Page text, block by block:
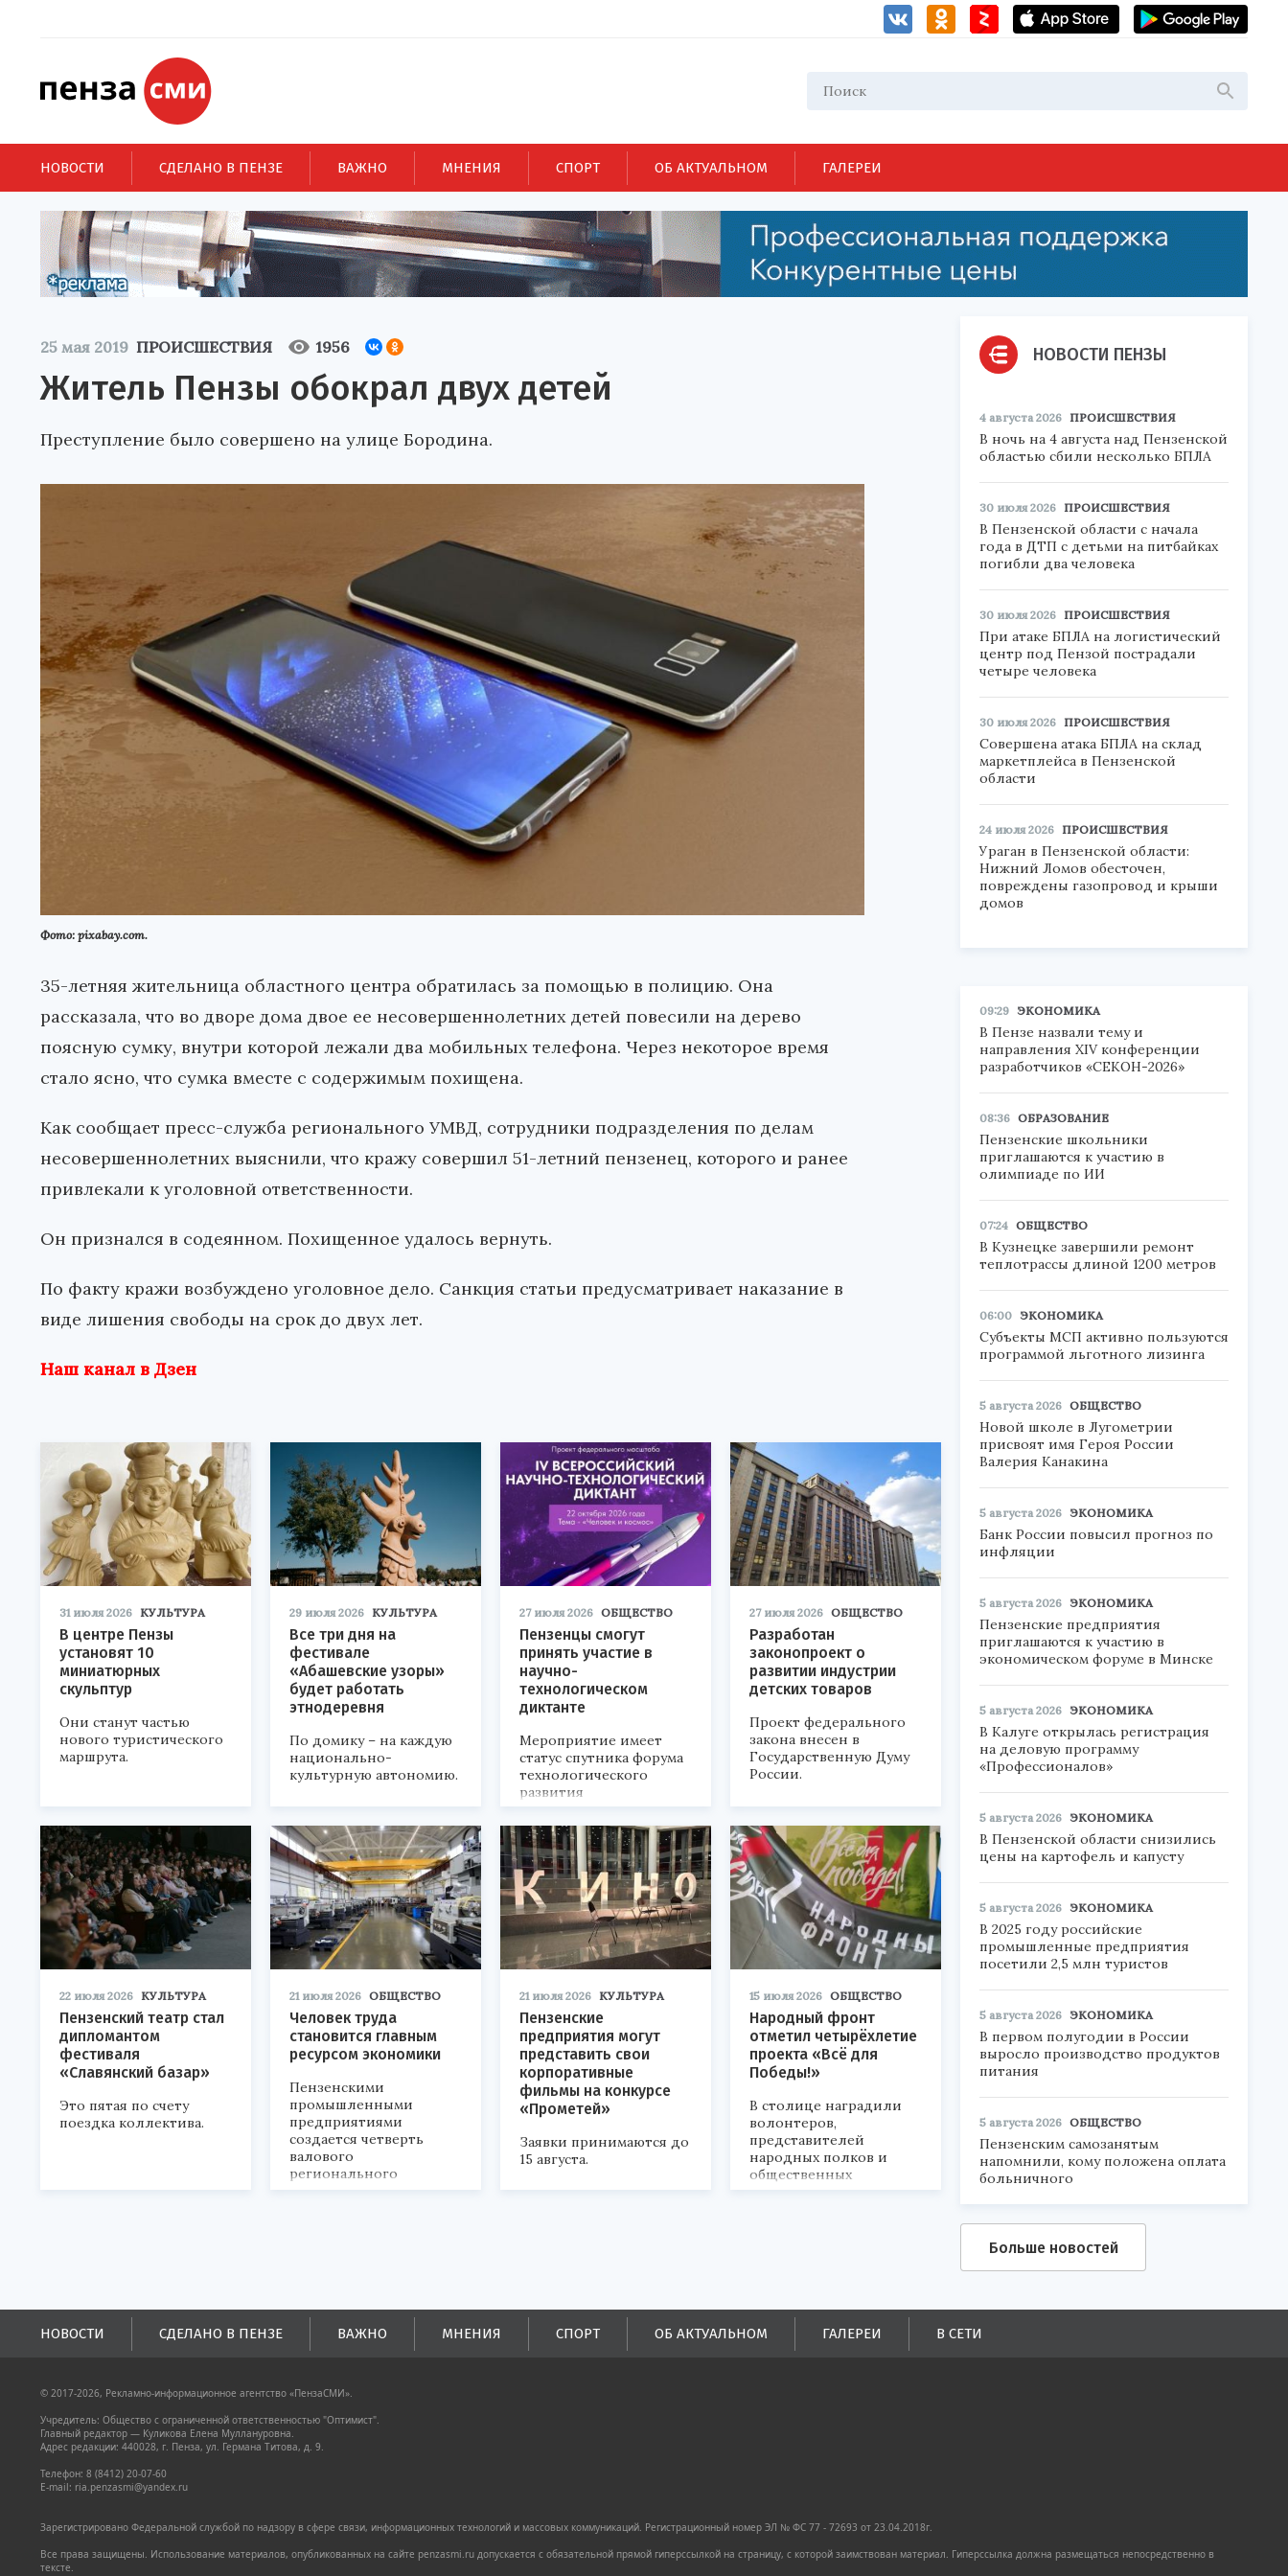
НОВОСТИ СДЕЛАНО В ПЕНЗЕ ВАЖНО МНЕНИЯ СПОРТ ОБ АКТУАЛЬНОМ ГАЛЕРЕИ
25 мая 2019 ПРОИСШЕСТВИЯ 1956
Житель Пензы обокрал двух детей
Преступление было совершено на улице Бородина.
Фото: pixabay.com.
35-летняя жительница областного центра обратилась за помощью в полицию. Она
рассказала, что во дворе дома двое ее несовершеннолетних детей повесили на дерево
поясную сумку, внутри которой лежали два мобильных телефона. Через некоторое время
стало ясно, что сумка вместе с содержимым похищена.
Как сообщает пресс-служба регионального УМВД, сотрудники подразделения по делам
несовершеннолетних выяснили, что кражу совершил 51-летний пензенец, которого и ранее
привлекали к уголовной ответственности.
Он признался в содеянном. Похищенное удалось вернуть.
По факту кражи возбуждено уголовное дело. Санкция статьи предусматривает наказание в
виде лишения свободы на срок до двух лет.
Наш канал в Дзен
31 июля 2026 КУЛЬТУРА
В центре Пензы
установят 10
миниатюрных
скульптур
Они станут частью
нового туристического
маршрута.
29 июля 2026 КУЛЬТУРА
Все три дня на
фестивале
«Абашевские узоры»
будет работать
этнодеревня
По домику – на каждую
национально-
культурную автономию.
27 июля 2026 ОБЩЕСТВО
Пензенцы смогут
принять участие в
научно-
технологическом
диктанте
Мероприятие имеет
статус спутника форума
технологического
развития
«Технопром-2026».
27 июля 2026 ОБЩЕСТВО
Разработан
законопроект о
развитии индустрии
детских товаров
Проект федерального
закона внесен в
Государственную Думу
России.
22 июля 2026 КУЛЬТУРА
Пензенский театр стал
дипломантом
фестиваля
«Славянский базар»
Это пятая по счету
поездка коллектива.
21 июля 2026 ОБЩЕСТВО
Человек труда
становится главным
ресурсом экономики
Пензенскими
промышленными
предприятиями
создается четверть
валового
регионального
продукта и
21 июля 2026 КУЛЬТУРА
Пензенские
предприятия могут
представить свои
корпоративные
фильмы на конкурсе
«Прометей»
Заявки принимаются до
15 августа.
15 июля 2026 ОБЩЕСТВО
Народный фронт
отметил четырёхлетие
проекта «Всё для
Победы!»
В столице наградили
волонтеров,
представителей
народных полков и
общественных
объединений.
НОВОСТИ ПЕНЗЫ
4 августа 2026 ПРОИСШЕСТВИЯ
В ночь на 4 августа над Пензенской
областью сбили несколько БПЛА
30 июля 2026 ПРОИСШЕСТВИЯ
В Пензенской области с начала
года в ДТП с детьми на питбайках
погибли два человека
30 июля 2026 ПРОИСШЕСТВИЯ
При атаке БПЛА на логистический
центр под Пензой пострадали
четыре человека
30 июля 2026 ПРОИСШЕСТВИЯ
Совершена атака БПЛА на склад
маркетплейса в Пензенской
области
24 июля 2026 ПРОИСШЕСТВИЯ
Ураган в Пензенской области:
Нижний Ломов обесточен,
повреждены газопровод и крыши
домов
09:29 ЭКОНОМИКА
В Пензе назвали тему и
направления XIV конференции
разработчиков «СЕКОН-2026»
08:36 ОБРАЗОВАНИЕ
Пензенские школьники
приглашаются к участию в
олимпиаде по ИИ
07:24 ОБЩЕСТВО
В Кузнецке завершили ремонт
теплотрассы длиной 1200 метров
06:00 ЭКОНОМИКА
Субъекты МСП активно пользуются
программой льготного лизинга
5 августа 2026 ОБЩЕСТВО
Новой школе в Лугометрии
присвоят имя Героя России
Валерия Канакина
5 августа 2026 ЭКОНОМИКА
Банк России повысил прогноз по
инфляции
5 августа 2026 ЭКОНОМИКА
Пензенские предприятия
приглашаются к участию в
экономическом форуме в Минске
5 августа 2026 ЭКОНОМИКА
В Калуге открылась регистрация
на деловую программу
«Профессионалов»
5 августа 2026 ЭКОНОМИКА
В Пензенской области снизились
цены на картофель и капусту
5 августа 2026 ЭКОНОМИКА
В 2025 году российские
промышленные предприятия
посетили 2,5 млн туристов
5 августа 2026 ЭКОНОМИКА
В первом полугодии в России
выросло производство продуктов
питания
5 августа 2026 ОБЩЕСТВО
Пензенским самозанятым
напомнили, кому положена оплата
больничного
Больше новостей
НОВОСТИ СДЕЛАНО В ПЕНЗЕ ВАЖНО МНЕНИЯ СПОРТ ОБ АКТУАЛЬНОМ ГАЛЕРЕИ В СЕТИ
© 2017-2026, Рекламно-информационное агентство «ПензаСМИ».
Учредитель: Общество с ограниченной ответственностью "Оптимист".
Главный редактор — Куликова Елена Муллануровна.
Адрес редакции: 440028, г. Пенза, ул. Германа Титова, д. 9.
Телефон: 8 (8412) 20-07-60
E-mail: ria.penzasmi@yandex.ru
Зарегистрировано Федеральной службой по надзору в сфере связи, информационных технологий и массовых коммуникаций. Регистрационный номер ЭЛ № ФС 77 - 72693 от 23.04.2018г.
Все права защищены. Использование материалов, опубликованных на сайте penzasmi.ru допускается с обязательной прямой гиперссылкой на страницу, с которой заимствован материал. Гиперссылка должна размещаться непосредственно в
тексте.